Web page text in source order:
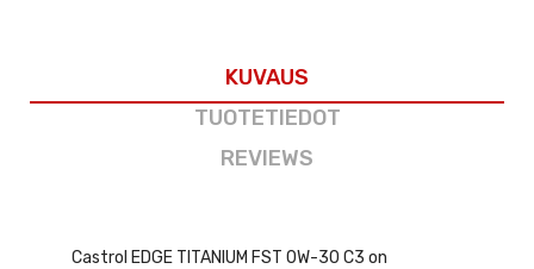
KUVAUS
TUOTETIEDOT
REVIEWS
Castrol EDGE TITANIUM FST 0W-30 C3 on